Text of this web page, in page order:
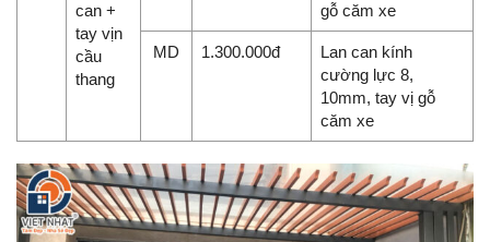
can +
tay vịn
cầu
thang
gỗ căm xe
MD 1.300.000đ
Lan can kính
cường lực 8,
10mm, tay vị gỗ
căm xe